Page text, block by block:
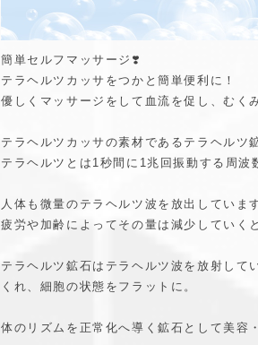
簡単セルフマッサージ❣️
テラヘルツカッサをつかと簡単便利に！
優しくマッサージをして血流を促し、むく
テラヘルツカッサの素材であるテラヘルツ
テラヘルツとは1秒間に1兆回振動する周波
人体も微量のテラヘルツ波を放出していま
疲労や加齢によってその量は減少していく
テラヘルツ鉱石はテラヘルツ波を放射して
くれ、細胞の状態をフラットに。
体のリズムを正常化へ導く鉱石として美容